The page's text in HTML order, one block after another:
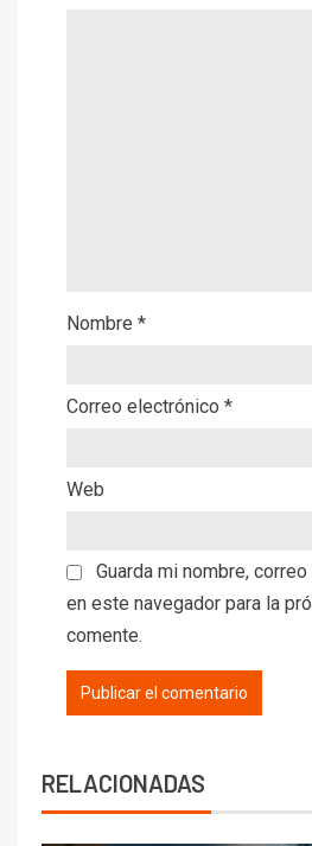
Nombre *
Correo electrónico *
Web
Guarda mi nombre,
en este navegador para la
comente.
RELACIONADAS